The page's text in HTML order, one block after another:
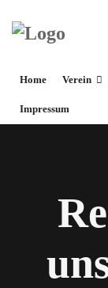
Home Verein
Impressum